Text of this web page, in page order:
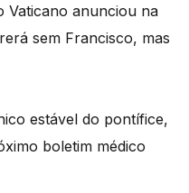
Vaticano anunciou na
sem Francisco, mas
estável do pontífice,
boletim médico